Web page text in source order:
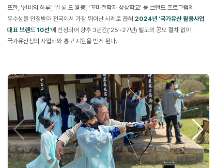
또한, ‘선비의 하루’, ‘살롱 드 월봉’, ‘꼬마철학자 상상학교’ 등 브랜드 프로그램의
우수성을 인정받아 전국에서 가장 뛰어난 사례로 꼽혀 2024년 ‘국가유산 활용사업
대표 브랜드 10선’에 선정되어 향후 3년간(‘25~27년) 별도의 공모 절차 없이
국가유산청의 사업비와 홍보 지원을 받게 된다.